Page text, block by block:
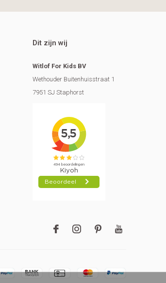
Dit zijn wij
Witlof For Kids BV
Wethouder Buitenhuisstraat 1
7951 SJ Staphorst